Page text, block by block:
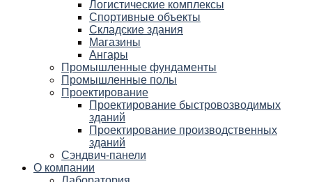
Логистические комплексы
Спортивные объекты
Складские здания
Магазины
Ангары
Промышленные фундаменты
Промышленные полы
Проектирование
Проектирование быстровозводимых
зданий
Проектирование производственных
зданий
Сэндвич-панели
О компании